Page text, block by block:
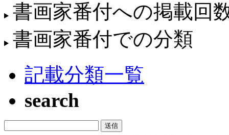
書画家番付への掲載回
書画家番付での分類
記載分類一覧
search